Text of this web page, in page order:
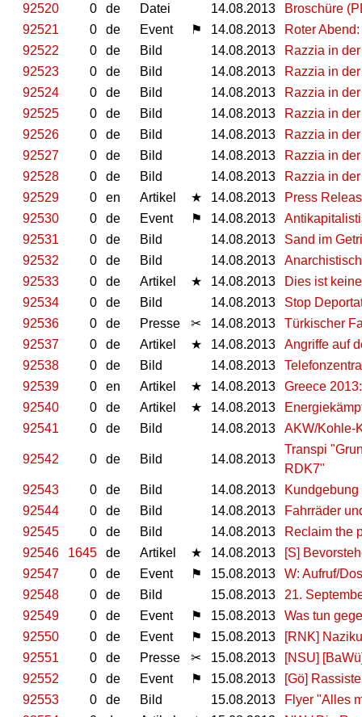
92520
0 de Datei 14.08.2013
Broschüre
92521
0 de Event ⚑ 14.08.2013
Roter
92522
0 de Bild 14.08.2013
Razzia in
92523
0 de Bild 14.08.2013
Razzia in
92524
0 de Bild 14.08.2013
Razzia in
92525
0 de Bild 14.08.2013
Razzia in
92526
0 de Bild 14.08.2013
Razzia in
92527
0 de Bild 14.08.2013
Razzia in
92528
0 de Bild 14.08.2013
Razzia in
92529
0 en Artikel ★ 14.08.2013
Press
92530
0 de Event ⚑ 14.08.2013
92531
0 de Bild 14.08.2013
Sand im
92532
0 de Bild 14.08.2013
92533
0 de Artikel ★ 14.08.2013
Dies ist
92534
0 de Bild 14.08.2013
Stop
92536
0 de Presse ✂ 14.08.2013
Türkischer
92537
0 de Artikel ★ 14.08.2013
Angriffe auf
92538
0 de Bild 14.08.2013
92539
0 en Artikel ★ 14.08.2013
Greece
92540
0 de Artikel ★ 14.08.2013
92541
0 de Bild 14.08.2013 AKW/Kohle-
92542 0 de Bild 14.08.2013
Transpi
RDK7"
92543
0 de Bild 14.08.2013
92544
0 de Bild 14.08.2013
Fahrräder
92545
0 de Bild 14.08.2013
Reclaim the
92546
1645 de Artikel ★ 14.08.2013
[S]
92547
0 de Event ⚑ 15.08.2013
W: Aufruf/
92548
0 de Bild 15.08.2013
21.
92549
0 de Event ⚑ 15.08.2013
Was tun
92550
0 de Event ⚑ 15.08.2013
[RNK]
92551
0 de Presse ✂ 15.08.2013
[NSU]
92552
0 de Event ⚑ 15.08.2013
[Gö]
92553
0 de Bild 15.08.2013
Flyer "Alles